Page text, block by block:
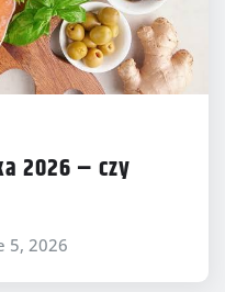
2026 – czy
5, 2026